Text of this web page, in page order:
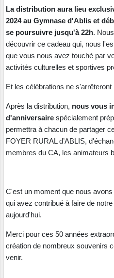
La distribution aura lieu
2024 au Gymnase d'Ablis et
se poursuivre jusqu'à 22h.
découvrir ce cadeau qui, nous
que vous nous avez touché par
activités culturelles et sportives
Et les célébrations ne s'arrêteront
Après la distribution, nous vous
d'anniversaire spécialement
permettra à chacun de partager
FOYER RURAL d’ABLIS,
membres du CA, les animateurs
C'est un moment que nous
qui avez contribué à faire de
aujourd'hui.
Merci pour ces 50 années
création de nombreux souvenirs
venir.